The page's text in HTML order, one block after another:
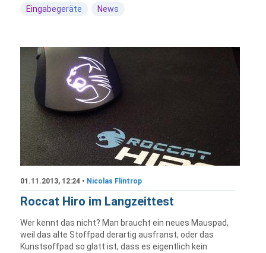
Eingabegeräte
News
01.11.2013, 12:24 • Nicolas Flintrop
Roccat Hiro im Langzeittest
Wer kennt das nicht? Man braucht ein neues Mauspad,
weil das alte Stoffpad derartig ausfranst, oder das
Kunstsoffpad so glatt ist, dass es eigentlich kein